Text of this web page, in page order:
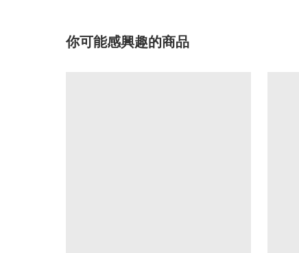
你可能感興趣的商品